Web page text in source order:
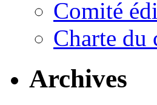
Comité
Charte du
Archives